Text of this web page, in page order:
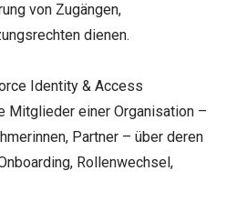
von Zugängen,
dienen.
Identity & Access
Mitglieder einer Organisation –
Partner – über deren
Rollenwechsel,